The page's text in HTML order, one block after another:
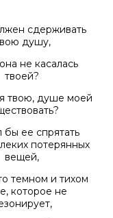
сдерживать
душу,
не касалась
твоей?
твою, душе моей
бы ее спрятать
потерянных
вещей,
темном и тихом
которое не